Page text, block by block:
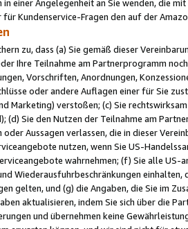
in einer Angelegenheit an Sie wenden, die
für Kundenservice-Fragen den auf der
zu, dass (a) Sie gemäß dieser
Ihre Teilnahme am Partnerprogramm
Vorschriften, Anordnungen,
oder andere Auflagen einer für Sie
Marketing) verstoßen; (c) Sie
(d) Sie den Nutzen der Teilnahme am
oder Aussagen verlassen, die in dieser
nutzen, wenn Sie US-
wahrnehmen; (f) Sie alle
Wiederausfuhrbeschränkungen
gelten, und (g) die Angaben, die Sie im
aktualisieren, indem Sie sich über die
und übernehmen keine